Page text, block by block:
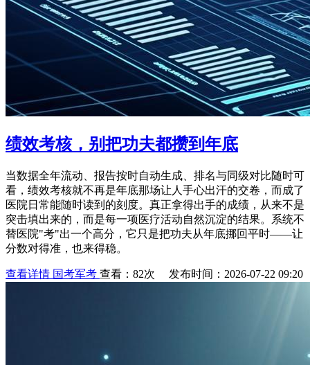
绩效考核，别把功夫都攒到年底
当数据全年流动、报告按时自动生成、排名与同级对比随时可
看，绩效考核就不再是年底那场让人手心出汗的交卷，而成了
医院日常能随时读到的刻度。真正拿得出手的成绩，从来不是
突击填出来的，而是每一项医疗活动自然沉淀的结果。系统不
替医院"考"出一个高分，它只是把功夫从年底挪回平时——让
分数对得准，也来得稳。
查看详情 国考军考 查看：82次 发布时间：2026-07-22 09:20